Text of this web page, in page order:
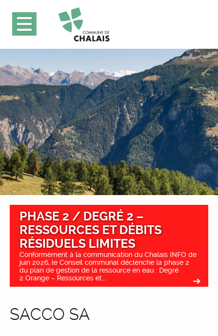
PHASE 2 / DEGRÉ 2 –
RESSOURCES ET DÉBITS
RÉSIDUELS LIMITES
Conformément à la communication du Chalais INFO de
juin 2026, le Conseil communal déclenche la phase 2
du plan de gestion de la ressource en eau : Degré
2 Orange – Ressources et...
SACCO SA